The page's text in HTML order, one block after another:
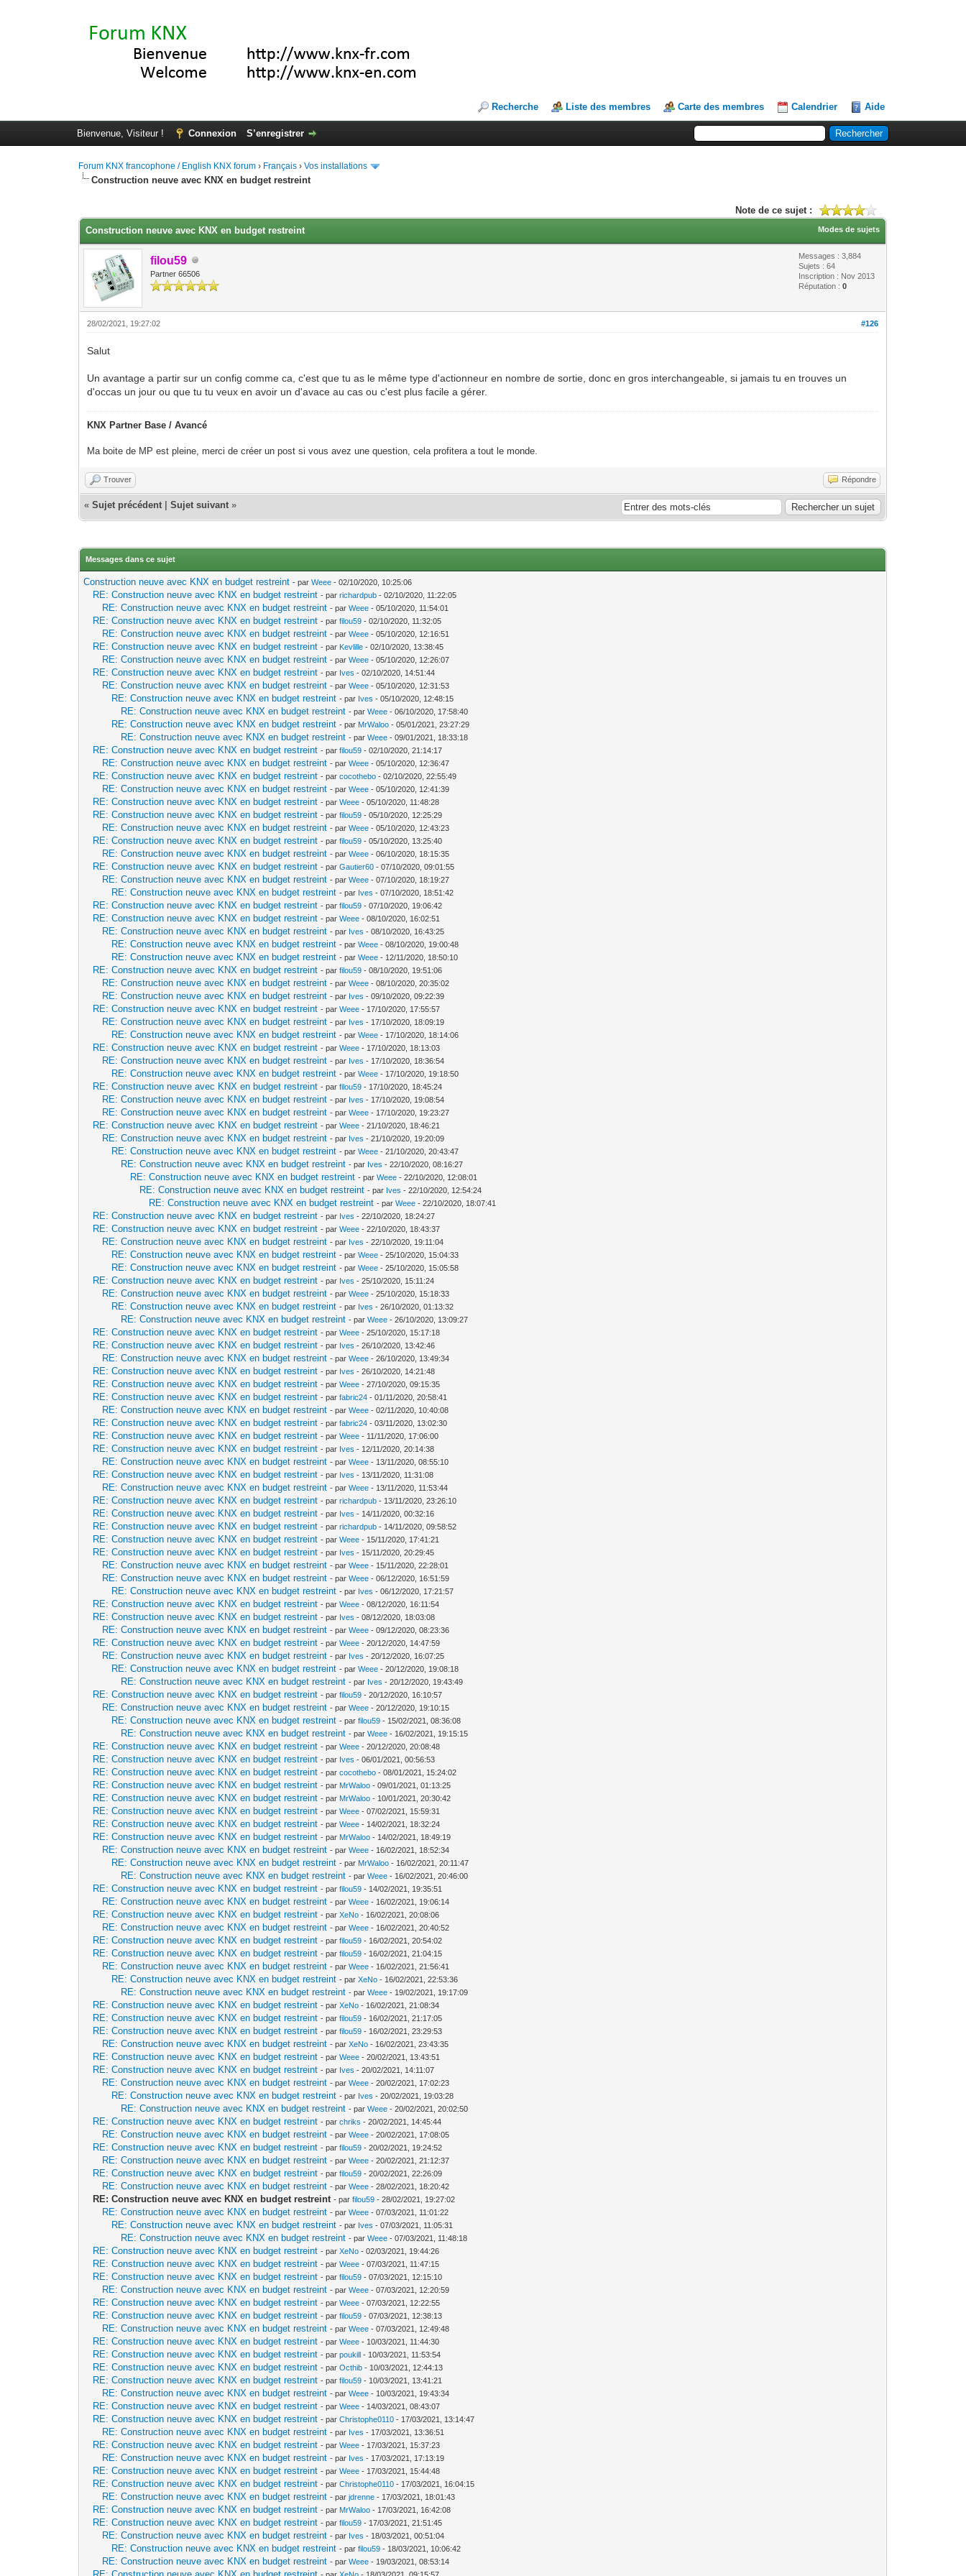
Recherche Liste des membres Carte des membres Calendrier Aide
Bienvenue, Visiteur ! Connexion S’enregistrer
Forum KNX francophone / English KNX forum › Français ›Vos installations
Construction neuve avec KNX en budget restreint
Note de ce sujet :
Modes de sujets
Construction neuve avec KNX en budget restreint
filou59
Partner 66506
Messages : 3,884
Sujets : 64
Inscription : Nov 2013
Réputation :0
#126
28/02/2021, 19:27:02
Salut
Un avantage a partir sur un config comme ca, c'est que tu as le même type d'actionneur en nombre de sortie, donc en gros interchangeable, si jamais tu en trouves un
d'occas un jour ou que tu tu veux en avoir un d'avace au cas ou c'est plus facile a gérer.
KNX Partner Base / Avancé
Ma boite de MP est pleine, merci de créer un post si vous avez une question, cela profitera a tout le monde.
Trouver Répondre
«Sujet précédent |Sujet suivant »
Messages dans ce sujet
Construction neuve avec KNX en budget restreint - parWeee - 02/10/2020, 10:25:06
RE: Construction neuve avec KNX en budget restreint - parrichardpub - 02/10/2020, 11:22:05
RE: Construction neuve avec KNX en budget restreint - parWeee - 05/10/2020, 11:54:01
RE: Construction neuve avec KNX en budget restreint - parfilou59 - 02/10/2020, 11:32:05
RE: Construction neuve avec KNX en budget restreint - parWeee - 05/10/2020, 12:16:51
RE: Construction neuve avec KNX en budget restreint - par Kevlille - 02/10/2020, 13:38:45
RE: Construction neuve avec KNX en budget restreint - parWeee - 05/10/2020, 12:26:07
RE: Construction neuve avec KNX en budget restreint - par Ives - 02/10/2020, 14:51:44
RE: Construction neuve avec KNX en budget restreint - parWeee - 05/10/2020, 12:31:53
RE: Construction neuve avec KNX en budget restreint - par Ives - 05/10/2020, 12:48:15
RE: Construction neuve avec KNX en budget restreint - parWeee - 06/10/2020, 17:58:40
RE: Construction neuve avec KNX en budget restreint - par MrWaloo - 05/01/2021, 23:27:29
RE: Construction neuve avec KNX en budget restreint - parWeee - 09/01/2021, 18:33:18
RE: Construction neuve avec KNX en budget restreint - parfilou59 - 02/10/2020, 21:14:17
RE: Construction neuve avec KNX en budget restreint - parWeee - 05/10/2020, 12:36:47
RE: Construction neuve avec KNX en budget restreint - parcocothebo - 02/10/2020, 22:55:49
RE: Construction neuve avec KNX en budget restreint - parWeee - 05/10/2020, 12:41:39
RE: Construction neuve avec KNX en budget restreint - parWeee - 05/10/2020, 11:48:28
RE: Construction neuve avec KNX en budget restreint - parfilou59 - 05/10/2020, 12:25:29
RE: Construction neuve avec KNX en budget restreint - parWeee - 05/10/2020, 12:43:23
RE: Construction neuve avec KNX en budget restreint - parfilou59 - 05/10/2020, 13:25:40
RE: Construction neuve avec KNX en budget restreint - parWeee - 06/10/2020, 18:15:35
RE: Construction neuve avec KNX en budget restreint - parGautier60 - 07/10/2020, 09:01:55
RE: Construction neuve avec KNX en budget restreint - parWeee - 07/10/2020, 18:19:27
RE: Construction neuve avec KNX en budget restreint - par Ives - 07/10/2020, 18:51:42
RE: Construction neuve avec KNX en budget restreint - parfilou59 - 07/10/2020, 19:06:42
RE: Construction neuve avec KNX en budget restreint - parWeee - 08/10/2020, 16:02:51
RE: Construction neuve avec KNX en budget restreint - par Ives - 08/10/2020, 16:43:25
RE: Construction neuve avec KNX en budget restreint - parWeee - 08/10/2020, 19:00:48
RE: Construction neuve avec KNX en budget restreint - parWeee - 12/11/2020, 18:50:10
RE: Construction neuve avec KNX en budget restreint - parfilou59 - 08/10/2020, 19:51:06
RE: Construction neuve avec KNX en budget restreint - parWeee - 08/10/2020, 20:35:02
RE: Construction neuve avec KNX en budget restreint - par Ives - 09/10/2020, 09:22:39
RE: Construction neuve avec KNX en budget restreint - parWeee - 17/10/2020, 17:55:57
RE: Construction neuve avec KNX en budget restreint - par Ives - 17/10/2020, 18:09:19
RE: Construction neuve avec KNX en budget restreint - parWeee - 17/10/2020, 18:14:06
RE: Construction neuve avec KNX en budget restreint - parWeee - 17/10/2020, 18:13:03
RE: Construction neuve avec KNX en budget restreint - par Ives - 17/10/2020, 18:36:54
RE: Construction neuve avec KNX en budget restreint - parWeee - 17/10/2020, 19:18:50
RE: Construction neuve avec KNX en budget restreint - parfilou59 - 17/10/2020, 18:45:24
RE: Construction neuve avec KNX en budget restreint - par Ives - 17/10/2020, 19:08:54
RE: Construction neuve avec KNX en budget restreint - parWeee - 17/10/2020, 19:23:27
RE: Construction neuve avec KNX en budget restreint - parWeee - 21/10/2020, 18:46:21
RE: Construction neuve avec KNX en budget restreint - par Ives - 21/10/2020, 19:20:09
RE: Construction neuve avec KNX en budget restreint - parWeee - 21/10/2020, 20:43:47
RE: Construction neuve avec KNX en budget restreint - par Ives - 22/10/2020, 08:16:27
RE: Construction neuve avec KNX en budget restreint - parWeee - 22/10/2020, 12:08:01
RE: Construction neuve avec KNX en budget restreint - par Ives - 22/10/2020, 12:54:24
RE: Construction neuve avec KNX en budget restreint - parWeee - 22/10/2020, 18:07:41
RE: Construction neuve avec KNX en budget restreint - par Ives - 22/10/2020, 18:24:27
RE: Construction neuve avec KNX en budget restreint - parWeee - 22/10/2020, 18:43:37
RE: Construction neuve avec KNX en budget restreint - par Ives - 22/10/2020, 19:11:04
RE: Construction neuve avec KNX en budget restreint - parWeee - 25/10/2020, 15:04:33
RE: Construction neuve avec KNX en budget restreint - parWeee - 25/10/2020, 15:05:58
RE: Construction neuve avec KNX en budget restreint - par Ives - 25/10/2020, 15:11:24
RE: Construction neuve avec KNX en budget restreint - parWeee - 25/10/2020, 15:18:33
RE: Construction neuve avec KNX en budget restreint - par Ives - 26/10/2020, 01:13:32
RE: Construction neuve avec KNX en budget restreint - parWeee - 26/10/2020, 13:09:27
RE: Construction neuve avec KNX en budget restreint - parWeee - 25/10/2020, 15:17:18
RE: Construction neuve avec KNX en budget restreint - par Ives - 26/10/2020, 13:42:46
RE: Construction neuve avec KNX en budget restreint - parWeee - 26/10/2020, 13:49:34
RE: Construction neuve avec KNX en budget restreint - par Ives - 26/10/2020, 14:21:48
RE: Construction neuve avec KNX en budget restreint - parWeee - 27/10/2020, 09:15:35
RE: Construction neuve avec KNX en budget restreint - parfabric24 - 01/11/2020, 20:58:41
RE: Construction neuve avec KNX en budget restreint - parWeee - 02/11/2020, 10:40:08
RE: Construction neuve avec KNX en budget restreint - parfabric24 - 03/11/2020, 13:02:30
RE: Construction neuve avec KNX en budget restreint - parWeee - 11/11/2020, 17:06:00
RE: Construction neuve avec KNX en budget restreint - par Ives - 12/11/2020, 20:14:38
RE: Construction neuve avec KNX en budget restreint - parWeee - 13/11/2020, 08:55:10
RE: Construction neuve avec KNX en budget restreint - par Ives - 13/11/2020, 11:31:08
RE: Construction neuve avec KNX en budget restreint - parWeee - 13/11/2020, 11:53:44
RE: Construction neuve avec KNX en budget restreint - parrichardpub - 13/11/2020, 23:26:10
RE: Construction neuve avec KNX en budget restreint - par Ives - 14/11/2020, 00:32:16
RE: Construction neuve avec KNX en budget restreint - parrichardpub - 14/11/2020, 09:58:52
RE: Construction neuve avec KNX en budget restreint - parWeee - 15/11/2020, 17:41:21
RE: Construction neuve avec KNX en budget restreint - par Ives - 15/11/2020, 20:29:45
RE: Construction neuve avec KNX en budget restreint - parWeee - 15/11/2020, 22:28:01
RE: Construction neuve avec KNX en budget restreint - parWeee - 06/12/2020, 16:51:59
RE: Construction neuve avec KNX en budget restreint - par Ives - 06/12/2020, 17:21:57
RE: Construction neuve avec KNX en budget restreint - parWeee - 08/12/2020, 16:11:54
RE: Construction neuve avec KNX en budget restreint - par Ives - 08/12/2020, 18:03:08
RE: Construction neuve avec KNX en budget restreint - parWeee - 09/12/2020, 08:23:36
RE: Construction neuve avec KNX en budget restreint - parWeee - 20/12/2020, 14:47:59
RE: Construction neuve avec KNX en budget restreint - par Ives - 20/12/2020, 16:07:25
RE: Construction neuve avec KNX en budget restreint - parWeee - 20/12/2020, 19:08:18
RE: Construction neuve avec KNX en budget restreint - par Ives - 20/12/2020, 19:43:49
RE: Construction neuve avec KNX en budget restreint - parfilou59 - 20/12/2020, 16:10:57
RE: Construction neuve avec KNX en budget restreint - parWeee - 20/12/2020, 19:10:15
RE: Construction neuve avec KNX en budget restreint - parfilou59 - 15/02/2021, 08:36:08
RE: Construction neuve avec KNX en budget restreint - parWeee - 16/02/2021, 19:15:15
RE: Construction neuve avec KNX en budget restreint - parWeee - 20/12/2020, 20:08:48
RE: Construction neuve avec KNX en budget restreint - par Ives - 06/01/2021, 00:56:53
RE: Construction neuve avec KNX en budget restreint - parcocothebo - 08/01/2021, 15:24:02
RE: Construction neuve avec KNX en budget restreint - par MrWaloo - 09/01/2021, 01:13:25
RE: Construction neuve avec KNX en budget restreint - par MrWaloo - 10/01/2021, 20:30:42
RE: Construction neuve avec KNX en budget restreint - parWeee - 07/02/2021, 15:59:31
RE: Construction neuve avec KNX en budget restreint - parWeee - 14/02/2021, 18:32:24
RE: Construction neuve avec KNX en budget restreint - par MrWaloo - 14/02/2021, 18:49:19
RE: Construction neuve avec KNX en budget restreint - parWeee - 16/02/2021, 18:52:34
RE: Construction neuve avec KNX en budget restreint - par MrWaloo - 16/02/2021, 20:11:47
RE: Construction neuve avec KNX en budget restreint - parWeee - 16/02/2021, 20:46:00
RE: Construction neuve avec KNX en budget restreint - parfilou59 - 14/02/2021, 19:35:51
RE: Construction neuve avec KNX en budget restreint - parWeee - 16/02/2021, 19:06:14
RE: Construction neuve avec KNX en budget restreint - parXeNo - 16/02/2021, 20:08:06
RE: Construction neuve avec KNX en budget restreint - parWeee - 16/02/2021, 20:40:52
RE: Construction neuve avec KNX en budget restreint - parfilou59 - 16/02/2021, 20:54:02
RE: Construction neuve avec KNX en budget restreint - parfilou59 - 16/02/2021, 21:04:15
RE: Construction neuve avec KNX en budget restreint - parWeee - 16/02/2021, 21:56:41
RE: Construction neuve avec KNX en budget restreint - parXeNo - 16/02/2021, 22:53:36
RE: Construction neuve avec KNX en budget restreint - parWeee - 19/02/2021, 19:17:09
RE: Construction neuve avec KNX en budget restreint - parXeNo - 16/02/2021, 21:08:34
RE: Construction neuve avec KNX en budget restreint - parfilou59 - 16/02/2021, 21:17:05
RE: Construction neuve avec KNX en budget restreint - parfilou59 - 16/02/2021, 23:29:53
RE: Construction neuve avec KNX en budget restreint - parXeNo - 16/02/2021, 23:43:35
RE: Construction neuve avec KNX en budget restreint - parWeee - 20/02/2021, 13:43:51
RE: Construction neuve avec KNX en budget restreint - par Ives - 20/02/2021, 14:11:07
RE: Construction neuve avec KNX en budget restreint - parWeee - 20/02/2021, 17:02:23
RE: Construction neuve avec KNX en budget restreint - par Ives - 20/02/2021, 19:03:28
RE: Construction neuve avec KNX en budget restreint - parWeee - 20/02/2021, 20:02:50
RE: Construction neuve avec KNX en budget restreint - parchriks - 20/02/2021, 14:45:44
RE: Construction neuve avec KNX en budget restreint - parWeee - 20/02/2021, 17:08:05
RE: Construction neuve avec KNX en budget restreint - parfilou59 - 20/02/2021, 19:24:52
RE: Construction neuve avec KNX en budget restreint - parWeee - 20/02/2021, 21:12:37
RE: Construction neuve avec KNX en budget restreint - parfilou59 - 20/02/2021, 22:26:09
RE: Construction neuve avec KNX en budget restreint - parWeee - 28/02/2021, 18:20:42
RE: Construction neuve avec KNX en budget restreint - parfilou59 - 28/02/2021, 19:27:02
RE: Construction neuve avec KNX en budget restreint - parWeee - 07/03/2021, 11:01:22
RE: Construction neuve avec KNX en budget restreint - par Ives - 07/03/2021, 11:05:31
RE: Construction neuve avec KNX en budget restreint - parWeee - 07/03/2021, 11:48:18
RE: Construction neuve avec KNX en budget restreint - parXeNo - 02/03/2021, 19:44:26
RE: Construction neuve avec KNX en budget restreint - parWeee - 07/03/2021, 11:47:15
RE: Construction neuve avec KNX en budget restreint - parfilou59 - 07/03/2021, 12:15:10
RE: Construction neuve avec KNX en budget restreint - parWeee - 07/03/2021, 12:20:59
RE: Construction neuve avec KNX en budget restreint - parWeee - 07/03/2021, 12:22:55
RE: Construction neuve avec KNX en budget restreint - parfilou59 - 07/03/2021, 12:38:13
RE: Construction neuve avec KNX en budget restreint - parWeee - 07/03/2021, 12:49:48
RE: Construction neuve avec KNX en budget restreint - parWeee - 10/03/2021, 11:44:30
RE: Construction neuve avec KNX en budget restreint - parpoukill - 10/03/2021, 11:53:54
RE: Construction neuve avec KNX en budget restreint - parOcthib - 10/03/2021, 12:44:13
RE: Construction neuve avec KNX en budget restreint - parfilou59 - 10/03/2021, 13:41:21
RE: Construction neuve avec KNX en budget restreint - parWeee - 10/03/2021, 19:43:34
RE: Construction neuve avec KNX en budget restreint - parWeee - 14/03/2021, 08:43:07
RE: Construction neuve avec KNX en budget restreint - parChristophe0110 - 17/03/2021, 13:14:47
RE: Construction neuve avec KNX en budget restreint - par Ives - 17/03/2021, 13:36:51
RE: Construction neuve avec KNX en budget restreint - parWeee - 17/03/2021, 15:37:23
RE: Construction neuve avec KNX en budget restreint - par Ives - 17/03/2021, 17:13:19
RE: Construction neuve avec KNX en budget restreint - parWeee - 17/03/2021, 15:44:48
RE: Construction neuve avec KNX en budget restreint - parChristophe0110 - 17/03/2021, 16:04:15
RE: Construction neuve avec KNX en budget restreint - parjdrenne - 17/03/2021, 18:01:43
RE: Construction neuve avec KNX en budget restreint - par MrWaloo - 17/03/2021, 16:42:08
RE: Construction neuve avec KNX en budget restreint - parfilou59 - 17/03/2021, 21:51:45
RE: Construction neuve avec KNX en budget restreint - par Ives - 18/03/2021, 00:51:04
RE: Construction neuve avec KNX en budget restreint - parfilou59 - 18/03/2021, 10:06:42
RE: Construction neuve avec KNX en budget restreint - parWeee - 19/03/2021, 08:53:14